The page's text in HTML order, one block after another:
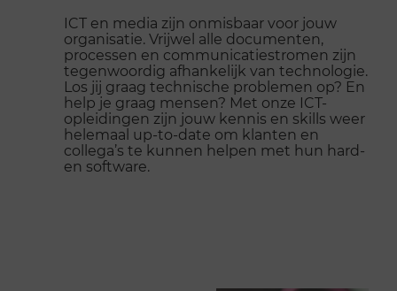
ICT en media zijn onmisbaar voor jouw
organisatie. Vrijwel alle documenten,
processen en communicatiestromen zijn
tegenwoordig afhankelijk van technologie.
Los jij graag technische problemen op? En
help je graag mensen? Met onze ICT-
opleidingen zijn jouw kennis en skills weer
helemaal up-to-date om klanten en
collega’s te kunnen helpen met hun hard-
en software.